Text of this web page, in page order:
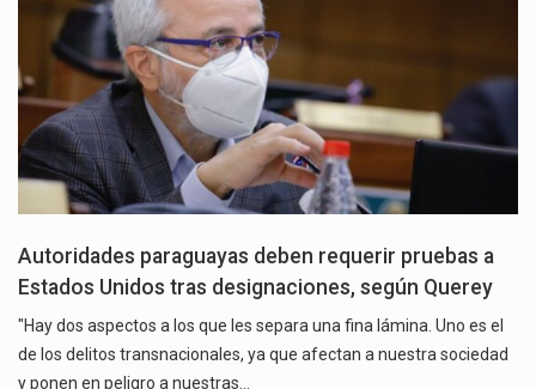
Autoridades paraguayas deben requerir pruebas a
Estados Unidos tras designaciones, según Querey
"Hay dos aspectos a los que les separa una fina lámina. Uno es el
de los delitos transnacionales, ya que afectan a nuestra sociedad
y ponen en peligro a nuestras…